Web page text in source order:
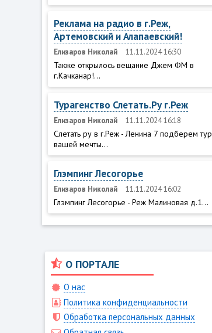
Реклама на радио в г.Реж,
Артемовский и Алапаевский!
Елизаров Николай 11.11.2024 16:30
Также открылось вещание Джем ФМ в
г.Качканар!...
Турагенство Слетать.Ру г.Реж
Елизаров Николай 11.11.2024 16:18
Слетать ру в г.Реж - Ленина 7 подберем тур
вашей мечты...
Глэмпинг Лесогорье
Елизаров Николай 11.11.2024 16:02
Глэмпинг Лесогорье - Реж Малиновая д.1...
О ПОРТАЛЕ
О нас
Политика конфиденциальности
Обработка персональных данных